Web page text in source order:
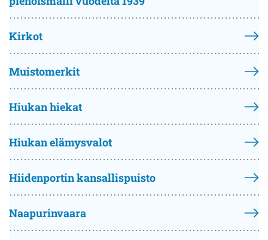
Kirkot
Muistomerkit
Hiukan hiekat
Hiukan elämysvalot
Hiidenportin kansallispuisto
Naapurinvaara